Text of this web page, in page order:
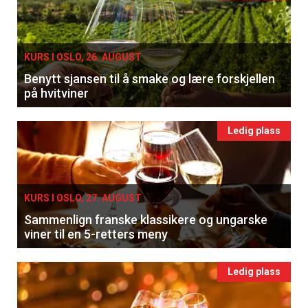
KURS I OSLO, 26. AUGUST
Benytt sjansen til å smake og lære forskjellen
på hvitviner
Ledig plass
KURS I OSLO, 27. AUGUST
Sammenlign franske klassikere og ungarske
viner til en 5-retters meny
Ledig plass